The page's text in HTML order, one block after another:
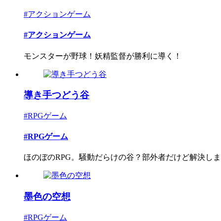
#アクションゲーム
#アクションゲーム
モンスターが野球！妖精監督が勝利に導く！
導き手つどう谷
#RPGゲーム
#RPGゲーム
ほのぼのRPG。騒動だらけの谷？部外者だけど解決し
墨色の空想
#RPGゲーム